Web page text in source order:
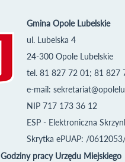
Gmina Opole Lubelskie
ul. Lubelska 4
24-300 Opole Lubelskie
tel. 81 827 72 01; 81 827
e-mail:
NIP 717 173 36 12
ESP - Elektroniczna
Skrytka ePUAP: /
Godziny pracy Urzędu Miejskiego